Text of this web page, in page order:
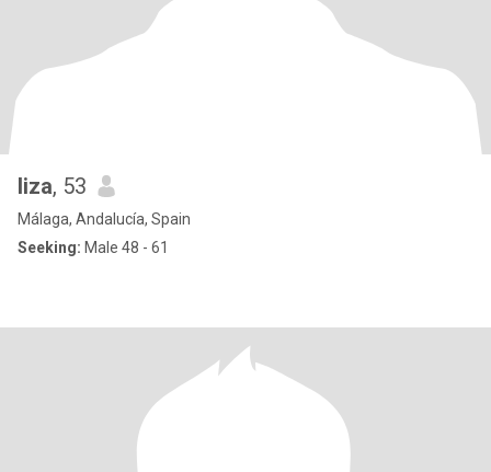
liza, 53
Málaga, Andalucía, Spain
Seeking: Male 48 - 61